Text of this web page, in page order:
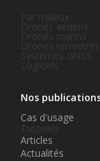
Drones aériens
Drones marins
Drones terrestres
Systèmes GNSS
Logiciels
Nos
Cas d'usage
Tutoriels
Articles
Actualités